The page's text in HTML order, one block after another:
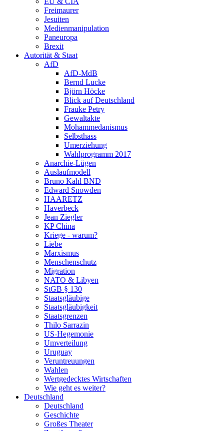
Freimaurer
Jesuiten
Medienmanipulation
Paneuropa
Brexit
Autorität & Staat
AfD
AfD-MdB
Bernd Lucke
Björn Höcke
Blick auf Deutschland
Frauke Petry
Gewaltakte
Mohammedanismus
Selbsthass
Umerziehung
Wahlprogramm 2017
Anarchie-Lügen
Auslaufmodell
Bruno Kahl BND
Edward Snowden
HAARETZ
Haverbeck
Jean Ziegler
KP China
Kriege - warum?
Liebe
Marxismus
Menschenschutz
Migration
NATO & Libyen
StGB § 130
Staatsgläubige
Staatsgläubigkeit
Staatsgrenzen
Thilo Sarrazin
US-Hegemonie
Umverteilung
Uruguay
Veruntreuungen
Wahlen
Wertgedecktes Wirtschaften
Wie geht es weiter?
Deutschland
Deutschland
Geschichte
Großes Theater